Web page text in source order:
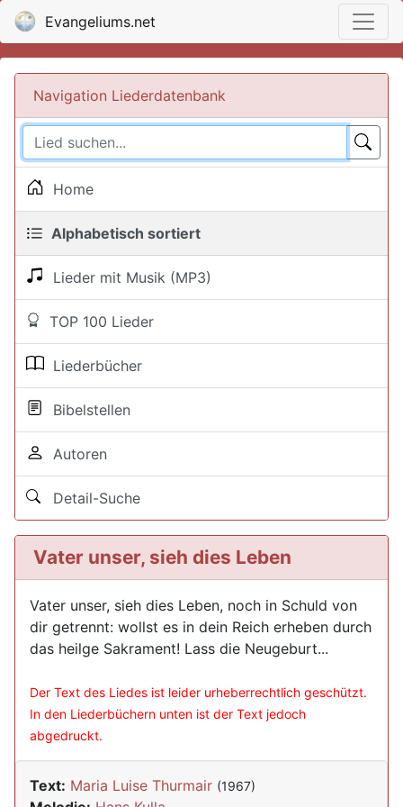
Evangeliums.net
Navigation Liederdatenbank
Home
Alphabetisch sortiert
Lieder mit Musik (MP3)
TOP 100 Lieder
Liederbücher
Bibelstellen
Autoren
Detail-Suche
Vater unser, sieh dies Leben
Vater unser, sieh dies Leben, noch in Schuld von
dir getrennt: wollst es in dein Reich erheben durch
das heilge Sakrament! Lass die Neugeburt...
Der Text des Liedes ist leider urheberrechtlich geschützt.
In den Liederbüchern unten ist der Text jedoch
abgedruckt.
Text: Maria Luise Thurmair (1967)